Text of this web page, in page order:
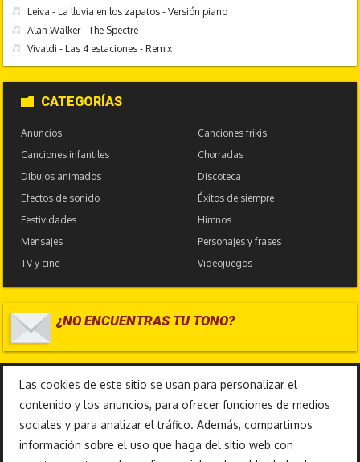
Leiva - La lluvia en los zapatos - Versión piano
Alan Walker - The Spectre
Vivaldi - Las 4 estaciones - Remix
CATEGORÍAS
Anuncios
Canciones frikis
Canciones infantiles
Chorradas
Dibujos animados
Discoteca
Efectos de sonido
Éxitos de siempre
Festividades
Himnos
Mensajes
Personajes y frases
TV y cine
Videojuegos
¿NO ENCUENTRAS TU TONO?
Las cookies de este sitio se usan para personalizar el
contenido y los anuncios, para ofrecer funciones de medios
sociales y para analizar el tráfico. Además, compartimos
información sobre el uso que haga del sitio web con